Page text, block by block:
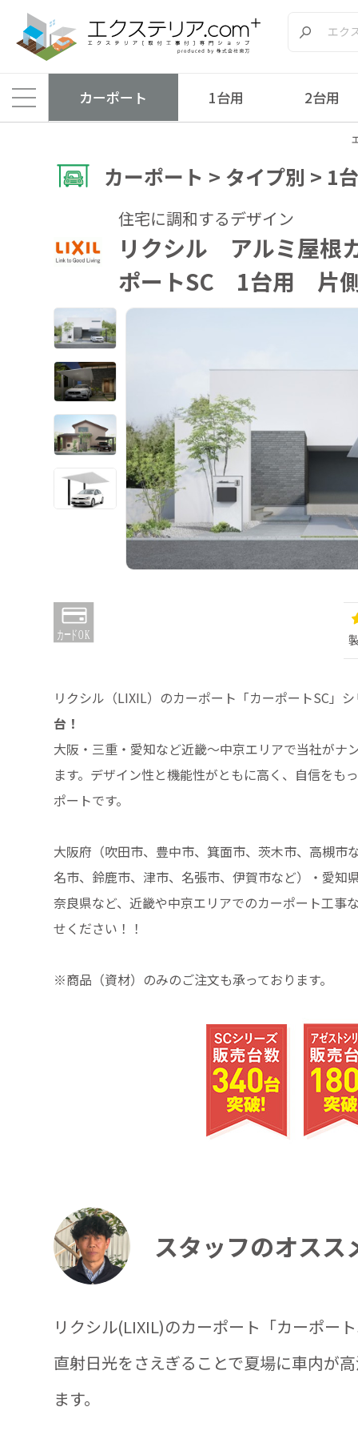
カーポート 1台用 2台用
カーポート > タイプ別 > 1
住宅に調和するデザイン
リクシル アルミ屋根
ポートSC 1台用 片
リクシル（LIXIL）のカーポート「カーポートSC」
台！
大阪・三重・愛知など近畿～中京エリアで当社がナ
ます。デザイン性と機能性がともに高く、自信をも
ポートです。
大阪府（吹田市、豊中市、箕面市、茨木市、高槻市
名市、鈴鹿市、津市、名張市、伊賀市など）・愛知
奈良県など、近畿や中京エリアでのカーポート工事
せください！！
※商品（資材）のみのご注文も承っております。
スタッフのオスス
リクシル(LIXIL)のカーポート「カーポー
直射日光をさえぎることで夏場に車内が
ます。